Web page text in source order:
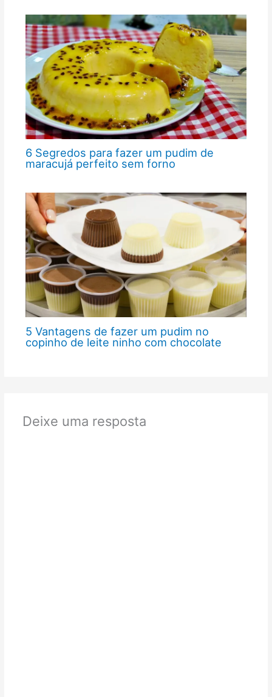
6 Segredos para fazer um pudim de
maracujá perfeito sem forno
5 Vantagens de fazer um pudim no
copinho de leite ninho com chocolate
Deixe uma resposta